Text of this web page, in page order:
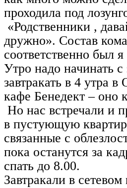
проходила под
«Родственники ,
дружно». Состав
соответственно был
Утро надо начинать с
завтракать в 4 утра
кафе Бенедект – оно
Но нас встречали и
в пустующую
связанные с
пока останутся за
спать до 8.00.
Завтракали в